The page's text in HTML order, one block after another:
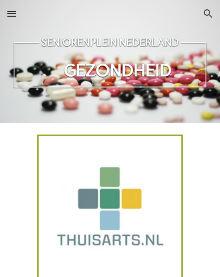
Skip to main content Skip to navigation